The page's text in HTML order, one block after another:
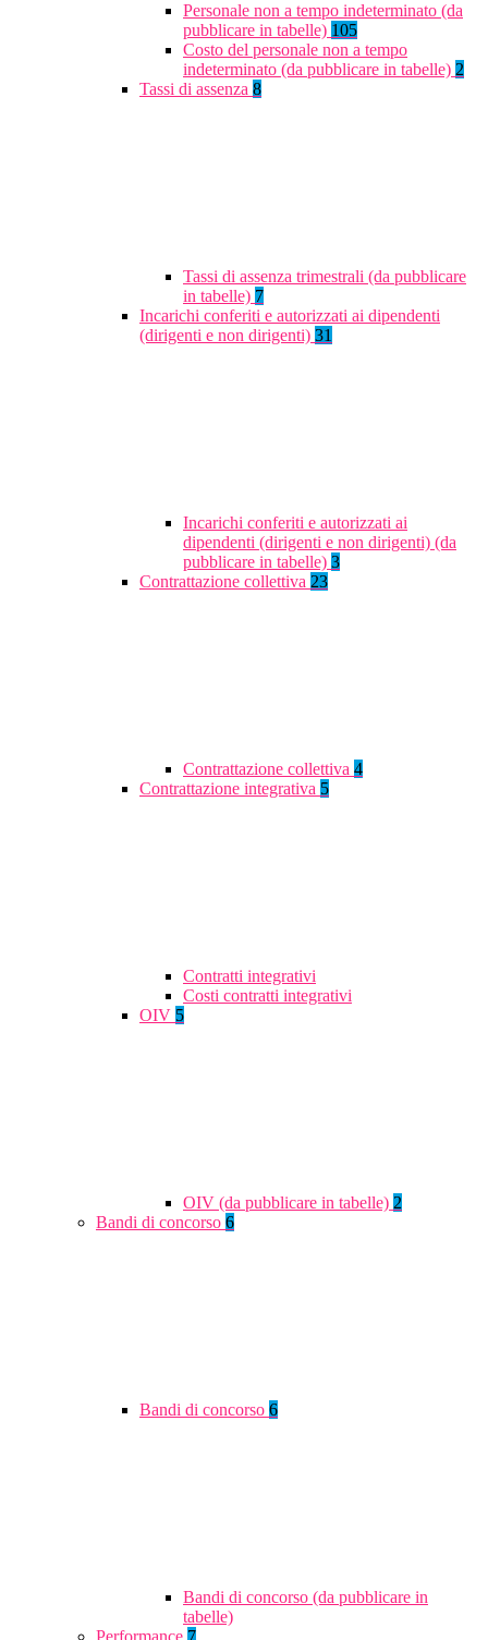
Personale non a tempo indeterminato (da
pubblicare in tabelle) 105
Costo del personale non a tempo
indeterminato (da pubblicare in tabelle) 2
Tassi di assenza 8
Tassi di assenza trimestrali (da pubblicare
in tabelle) 7
Incarichi conferiti e autorizzati ai dipendenti
(dirigenti e non dirigenti) 31
Incarichi conferiti e autorizzati ai
dipendenti (dirigenti e non dirigenti) (da
pubblicare in tabelle) 3
Contrattazione collettiva 23
Contrattazione collettiva 4
Contrattazione integrativa 5
Contratti integrativi
Costi contratti integrativi
OIV 5
OIV (da pubblicare in tabelle) 2
Bandi di concorso 6
Bandi di concorso 6
Bandi di concorso (da pubblicare in
tabelle)